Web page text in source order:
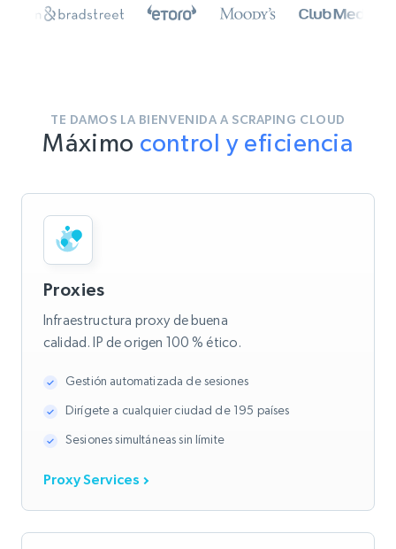
TE DAMOS LA BIENVENIDA A SCRAPING CLOUD
Máximo control y eficiencia
Proxies
Infraestructura proxy de buena
calidad. IP de origen 100 % ético.
Gestión automatizada de sesiones
Dirígete a cualquier ciudad de 195 países
Sesiones simultáneas sin límite
Proxy Services